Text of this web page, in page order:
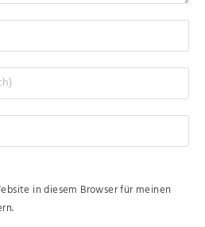
in diesem Browser für meinen